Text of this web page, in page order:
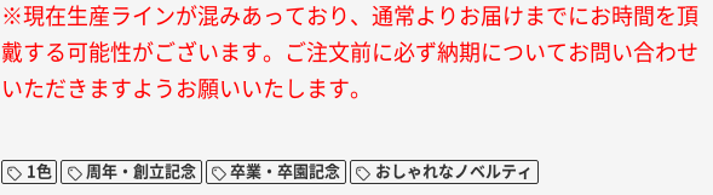
※現在生産ラインが混みあっており、通常よりお届けまでにお時間を頂
戴する可能性がございます。ご注文前に必ず納期についてお問い合わせ
いただきますようお願いいたします。
1色 周年・創立記念 卒業・卒園記念 おしゃれなノベルティ